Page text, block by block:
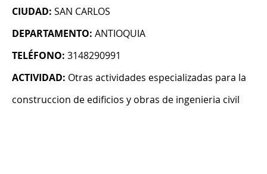
CIUDAD: SAN CARLOS
DEPARTAMENTO: ANTIOQUIA
TELÉFONO: 3148290991
ACTIVIDAD: Otras actividades especializadas para la
construccion de edificios y obras de ingenieria civil